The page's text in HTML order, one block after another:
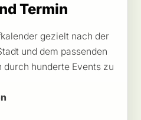
Termin
gezielt nach der
und dem passenden
durch hunderte Events zu